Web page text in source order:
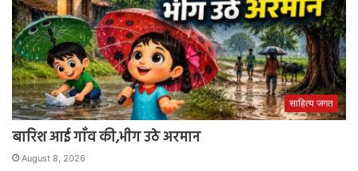
साहित्य जगत
बारिश आई गाँव की,भीग उठे अरमान
August 8, 2026